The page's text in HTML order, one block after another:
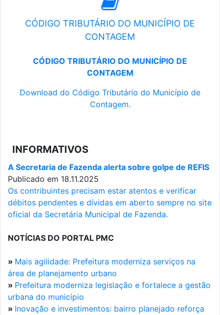
CÓDIGO TRIBUTÁRIO DO MUNICÍPIO DE
CONTAGEM
CÓDIGO TRIBUTÁRIO DO MUNICÍPIO DE
CONTAGEM
Download do Código Tributário do Município de
Contagem.
INFORMATIVOS
A Secretaria de Fazenda alerta sobre golpe de REFIS
Publicado em 18.11.2025
Os contribuintes precisam estar atentos e verificar
débitos pendentes e dívidas em aberto sempre no site
oficial da Secretária Municipal de Fazenda.
NOTÍCIAS DO PORTAL PMC
» Mais agilidade: Prefeitura moderniza serviços na
área de planejamento urbano
» Prefeitura moderniza legislação e fortalece a gestão
urbana do município
» Inovação e investimentos: bairro planejado reforça